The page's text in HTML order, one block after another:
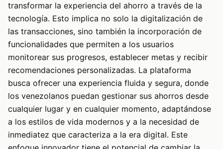
transformar la experiencia del ahorro a través de la
tecnología. Esto implica no solo la digitalización de
las transacciones, sino también la incorporación de
funcionalidades que permiten a los usuarios
monitorear sus progresos, establecer metas y recibir
recomendaciones personalizadas. La plataforma
busca ofrecer una experiencia fluida y segura, donde
los venezolanos puedan gestionar sus ahorros desde
cualquier lugar y en cualquier momento, adaptándose
a los estilos de vida modernos y a la necesidad de
inmediatez que caracteriza a la era digital. Este